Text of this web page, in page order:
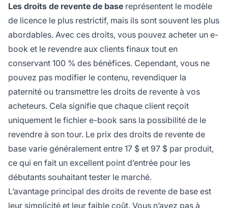
Les droits de revente de base représentent le modèle
de licence le plus restrictif, mais ils sont souvent les plus
abordables. Avec ces droits, vous pouvez acheter un e-
book et le revendre aux clients finaux tout en
conservant 100 % des bénéfices. Cependant, vous ne
pouvez pas modifier le contenu, revendiquer la
paternité ou transmettre les droits de revente à vos
acheteurs. Cela signifie que chaque client reçoit
uniquement le fichier e-book sans la possibilité de le
revendre à son tour. Le prix des droits de revente de
base varie généralement entre 17 $ et 97 $ par produit,
ce qui en fait un excellent point d’entrée pour les
débutants souhaitant tester le marché.
L’avantage principal des droits de revente de base est
leur simplicité et leur faible coût. Vous n’avez pas à